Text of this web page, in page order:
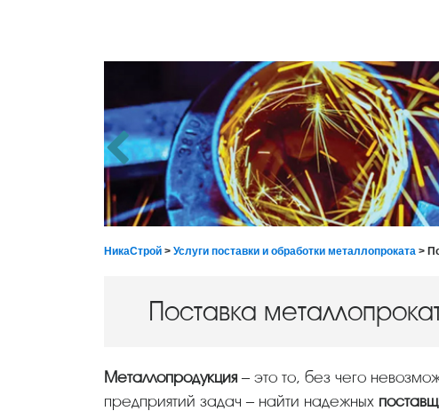
НикаСтрой > Услуги поставки и обработки металлопроката >
Поставка
Металлопродукция – это то, без чего
предприятий задач – найти надежных